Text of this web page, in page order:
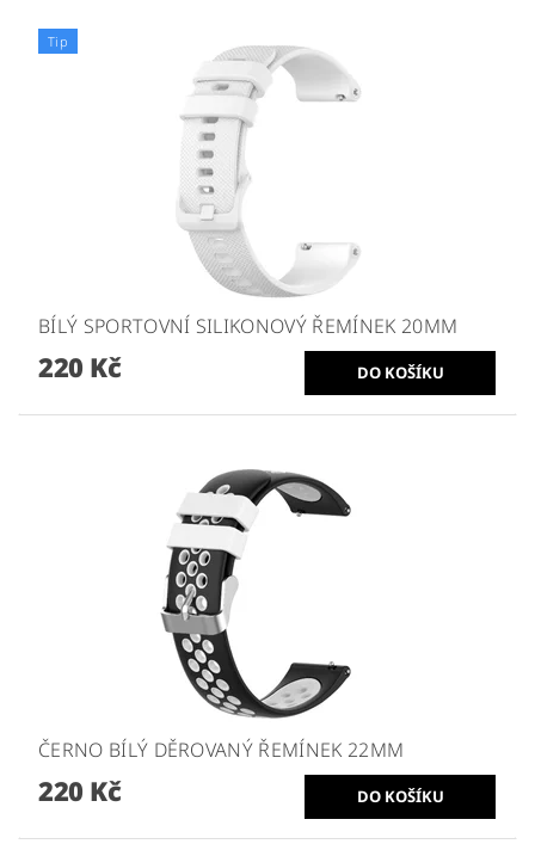
Tip
BÍLÝ SPORTOVNÍ SILIKONOVÝ ŘEMÍNEK 20MM
220 Kč
ČERNO BÍLÝ DĚROVANÝ ŘEMÍNEK 22MM
220 Kč